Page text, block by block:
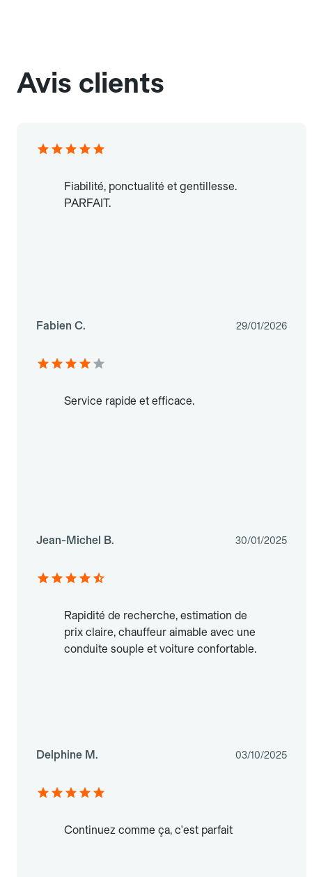
Avis clients
Fiabilité, ponctualité et gentillesse.
PARFAIT.
Fabien C. 29/01/2026
Service rapide et efficace.
Jean-Michel B. 30/01/2025
Rapidité de recherche, estimation de
prix claire, chauffeur aimable avec une
conduite souple et voiture confortable.
Delphine M. 03/10/2025
Continuez comme ça, c'est parfait